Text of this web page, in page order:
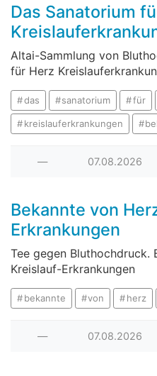
Das Sanatorium
Altai-Sammlung von
für Herz
das sanatorium für
kreislauferkrankungen
— 07.08.2026
Bekannte von
Erkrankungen
Tee gegen Bluthochdruck.
Kreislauf-Erkrankungen
bekannte von herz
— 07.08.2026